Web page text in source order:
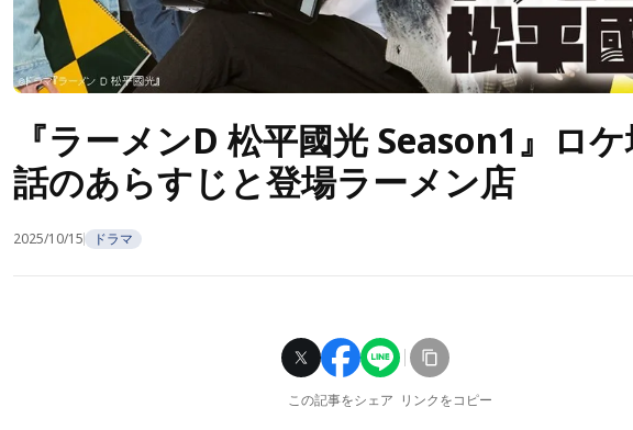
『ラーメンD 松平國光 Season1』ロ
話のあらすじと登場ラーメン店
2025/10/15 ドラマ
この記事をシェア リンクをコピー